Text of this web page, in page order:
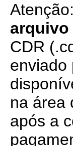
CDR
enviado
na área
após a